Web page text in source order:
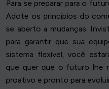
Para se preparar para o
Adote os princípios do
se aberto a mudanças.
para garantir que sua
sistema flexível, você
que quer que o futuro lhe
proativo e pronto para